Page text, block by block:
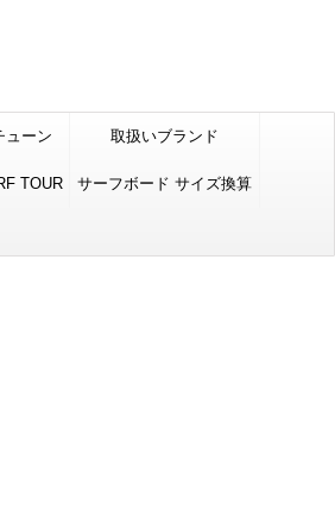
ューン 取扱いブランド
TOUR サーフボード サイズ換算